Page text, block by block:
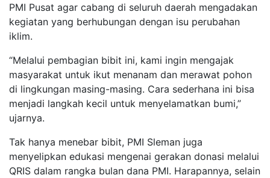
PMI Pusat agar cabang di seluruh daerah mengadakan
kegiatan yang berhubungan dengan isu perubahan
iklim.
“Melalui pembagian bibit ini, kami ingin mengajak
masyarakat untuk ikut menanam dan merawat pohon
di lingkungan masing-masing. Cara sederhana ini bisa
menjadi langkah kecil untuk menyelamatkan bumi,”
ujarnya.
Tak hanya menebar bibit, PMI Sleman juga
menyelipkan edukasi mengenai gerakan donasi melalui
QRIS dalam rangka bulan dana PMI. Harapannya, selain